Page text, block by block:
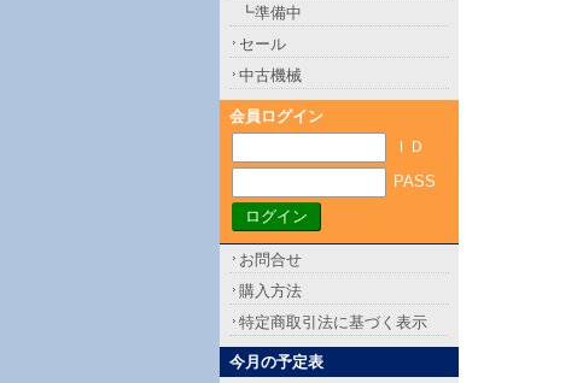
┗準備中
セール
中古機械
会員ログイン
ＩＤ
PASS
お問合せ
購入方法
特定商取引法に基づく表示
今月の予定表